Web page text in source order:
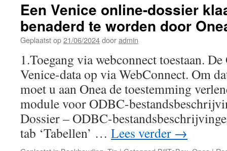
Een Venice online-dossier
benaderd te worden door
Geplaatst op21/06/2024dooradmin
1.Toegang via webconnect toestaan.
Venice-data op via WebConnect. Om
moet u aan Onea de toestemming
module voor ODBC-
Dossier – ODBC-
tab ‘Tabellen’ … Lees verder →